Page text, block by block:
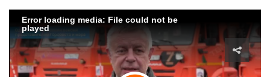
Error loading media: File could not be
played